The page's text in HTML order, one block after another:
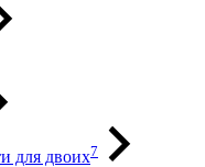
для двоих7